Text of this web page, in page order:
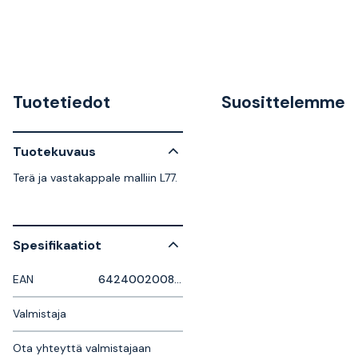
Tuotetiedot
Tuotekuvaus
Terä ja vastakappale malliin L77.
Spesifikaatiot
EAN 6424002008668
Valmistaja
Ota yhteyttä valmistajaan
Suosittelemme